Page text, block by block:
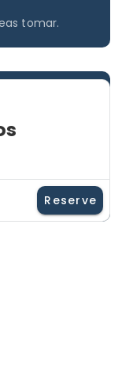
tomar.
Reserve